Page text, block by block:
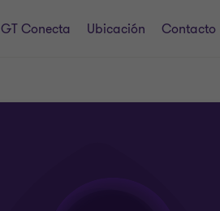
GT Conecta Ubicación Contacto